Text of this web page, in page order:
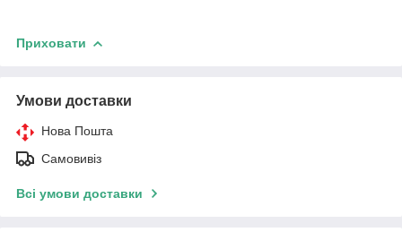
Приховати
Умови доставки
Нова Пошта
Самовивіз
Всі умови доставки